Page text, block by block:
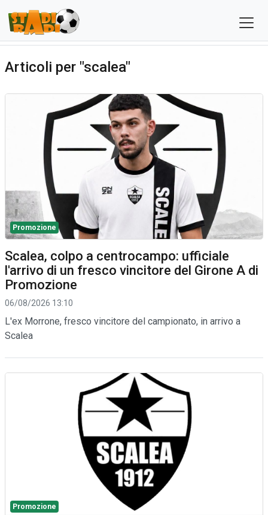
Articoli per "scalea"
Promozione
Scalea, colpo a centrocampo: ufficiale
l'arrivo di un fresco vincitore del Girone A di
Promozione
06/08/2026 13:10
L'ex Morrone, fresco vincitore del campionato, in arrivo a
Scalea
Promozione